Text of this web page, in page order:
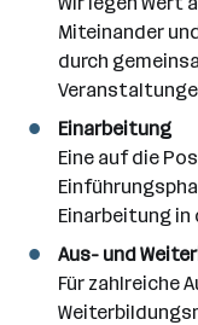
Miteinander
durch
Einarbeitung
Eine auf die
Einarbeitung in
Aus- und
Für zahlreiche